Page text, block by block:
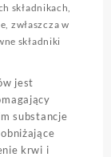
składnikach,
zwłaszcza w
składniki
jest
substancje
krwi i